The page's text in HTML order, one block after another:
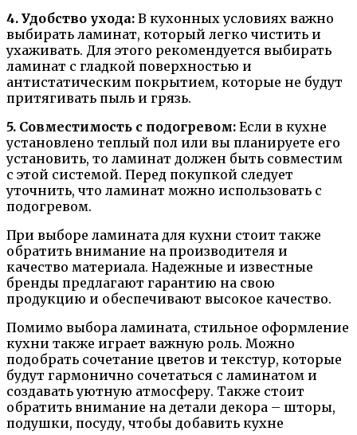
4. Удобство ухода: В кухонных условиях важно
выбирать ламинат, который легко чистить и
ухаживать. Для этого рекомендуется выбирать
ламинат с гладкой поверхностью и
антистатическим покрытием, которые не будут
притягивать пыль и грязь.
5. Совместимость с подогревом: Если в кухне
установлено теплый пол или вы планируете его
установить, то ламинат должен быть совместим
с этой системой. Перед покупкой следует
уточнить, что ламинат можно использовать с
подогревом.
При выборе ламината для кухни стоит также
обратить внимание на производителя и
качество материала. Надежные и известные
бренды предлагают гарантию на свою
продукцию и обеспечивают высокое качество.
Помимо выбора ламината, стильное оформление
кухни также играет важную роль. Можно
подобрать сочетание цветов и текстур, которые
будут гармонично сочетаться с ламинатом и
создавать уютную атмосферу. Также стоит
обратить внимание на детали декора – шторы,
подушки, посуду, чтобы добавить кухне